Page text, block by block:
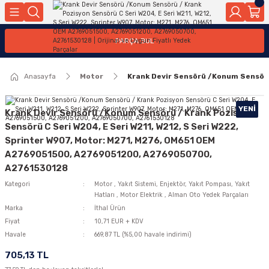
Geri Dön
Parçaları
Geri Dön
Geri Dön
Yakıt Pompası, Yakıt Hatları
Motor Elektrik
Ateşleme Buji Bobin Buji Kablosu
Alternatör Marş Motoru
Geri Dön
Geri Dön
Geri Dön
Kollar
Geri Dön
Sistemleri
Geri Dön
Ön Arka
Geri Dön
PARÇA BUL
Anasayfa Motor Krank Devir Sensörü /Konum
YENI
Krank Devir Sensörü /Konum Sensörü / Krank Pozisyon
Sensörü C Seri W204, E Seri W211, W212, S Seri W222,
Sprinter W907, Motor: M271, M276, OM651 OEM
A2769051500, A2769051200, A2769050700,
A2761530128
Kategori Motor , Yakıt Sistemi, Enjektör, Yakıt Pompası, Yakıt
Hatları , Motor Elektrik , Alman Oto Yedek Parçaları
Marka
İthal Ürün
Fiyat
10,71 EUR + KDV
Havale
669,87 TL (%5,00 havale indirimi)
705,13 TL